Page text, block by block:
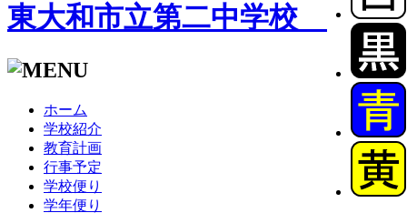
東大和市立第二中学校
ホーム
学校紹介
教育計画
行事予定
学校便り
学年便り